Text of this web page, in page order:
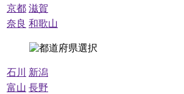
京都 滋賀
奈良 和歌山
石川
新潟
富山 長野